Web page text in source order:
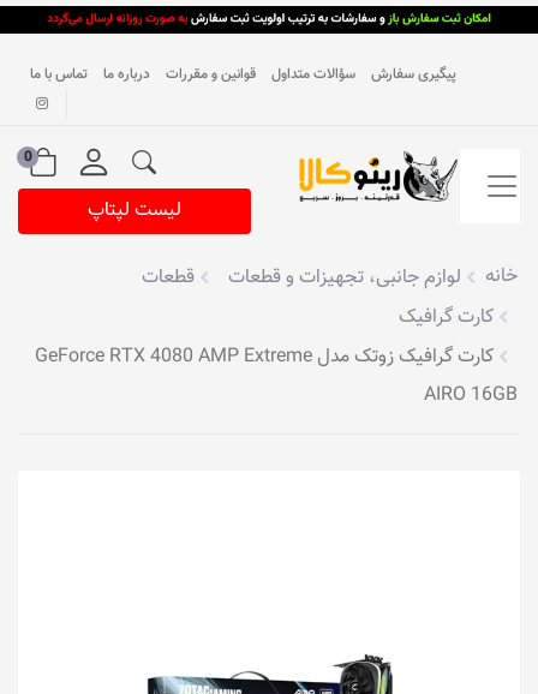
پیگیری سفارش سؤالات متداول قوانین و مقررات درباره ما تماس با ما
0
لیست لپتاپ
خانه لوازم جانبی، تجهیزات و قطعات
قطعات
کارت گرافیک
کارت گرافیک زوتک مدل GeForce RTX 4080 AMP Extreme
AIRO 16GB